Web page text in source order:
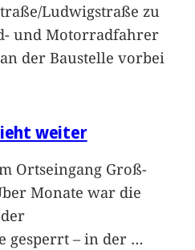
Ludwigstraße zu
und Motorradfahrer
der Baustelle vorbei
weiter
Ortseingang Groß-
Monate war die
gesperrt – in der …